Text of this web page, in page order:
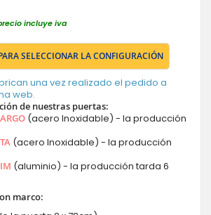
incluye iva
SELECCIONAR LA CONFIGURACIÓN
una vez realizado el pedido a
web.
de nuestras puertas:
(acero Inoxidable) - la producción
(acero Inoxidable) - la producción
(aluminio) - la producción tarda 6
marco: